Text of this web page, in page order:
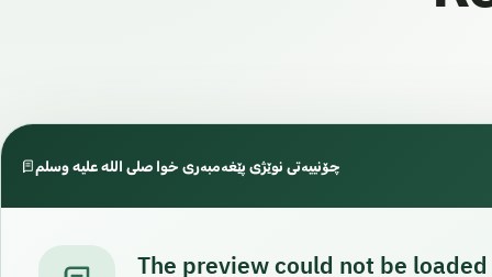
چۆنییەتی نوێژی پێغەمبەری خوا صلی الله علیه وسلم
The preview could not be loaded